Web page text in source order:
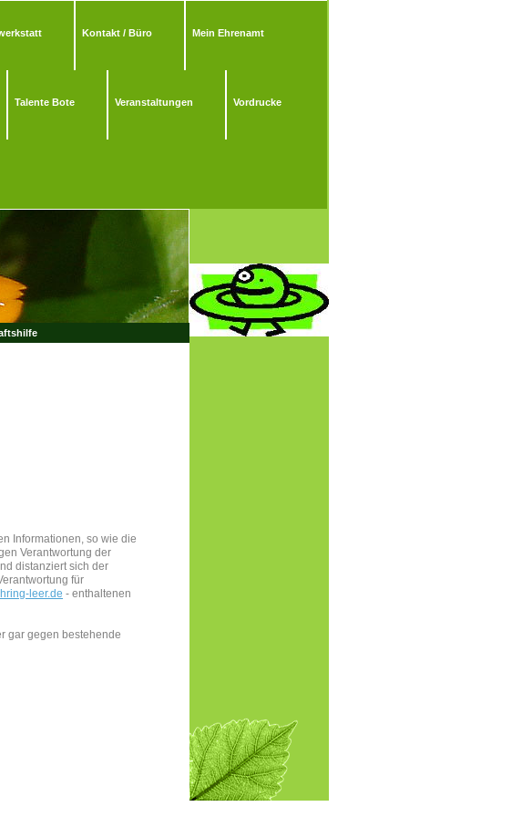
Kontakt / Büro Mein Ehrenamt
Talente Bote Veranstaltungen Vordrucke
Informationen, so wie die
Verantwortung der
distanziert sich der
für
leer.de - enthaltenen
gar gegen bestehende